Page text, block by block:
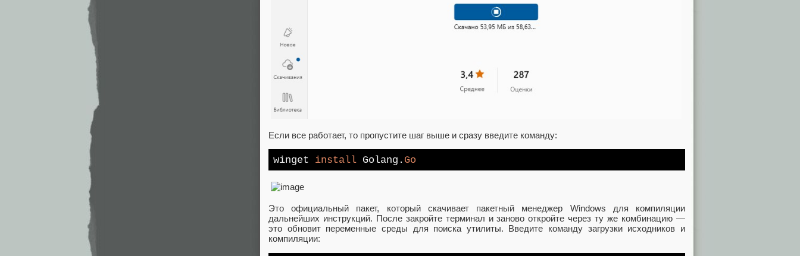
Если все работает, то пропустите шаг выше и сразу введите команду:
winget install Golang. Go
Это официальный пакет, который скачивает пакетный менеджер Windows для компиляции
дальнейших инструкций. После закройте терминал и заново откройте через ту же комбинацию —
это обновит переменные среды для поиска утилиты. Введите команду загрузки исходников и
компиляции: